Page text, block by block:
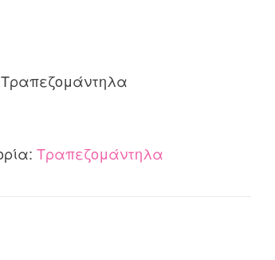
Τραπεζομάντηλα
Τραπεζομάντηλα